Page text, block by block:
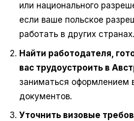
или национального
если ваше польское
работать в других странах.
Найти работодателя,
вас трудоустроить в
заниматься оформлением
документов.
Уточнить визовые